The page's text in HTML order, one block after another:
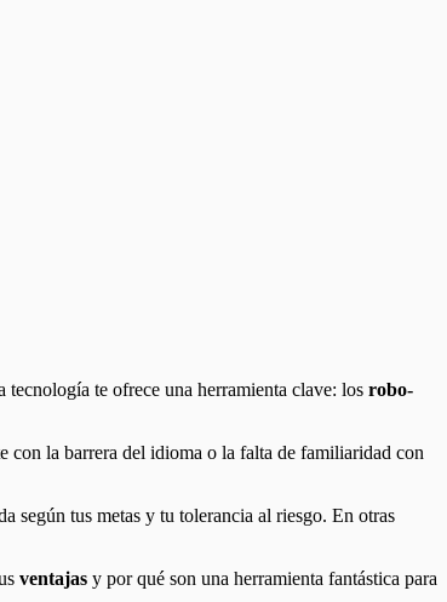
te ofrece una herramienta clave: los robo-
con la barrera del idioma o la falta de familiaridad con
según tus metas y tu tolerancia al riesgo. En otras
ventajas y por qué son una herramienta fantástica para